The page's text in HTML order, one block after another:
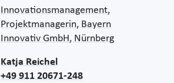
Innovationsmanagement,
Projektmanagerin, Bayern
Innovativ GmbH, Nürnberg
Katja Reichel
+49 911 20671-248